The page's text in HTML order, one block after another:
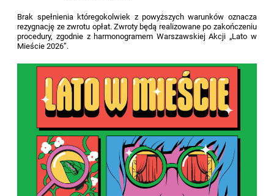
Brak spełnienia któregokolwiek z powyższych warunków oznacza
rezygnację ze zwrotu opłat. Zwroty będą realizowane po zakończeniu
procedury, zgodnie z harmonogramem Warszawskiej Akcji „Lato w
Mieście 2026”.